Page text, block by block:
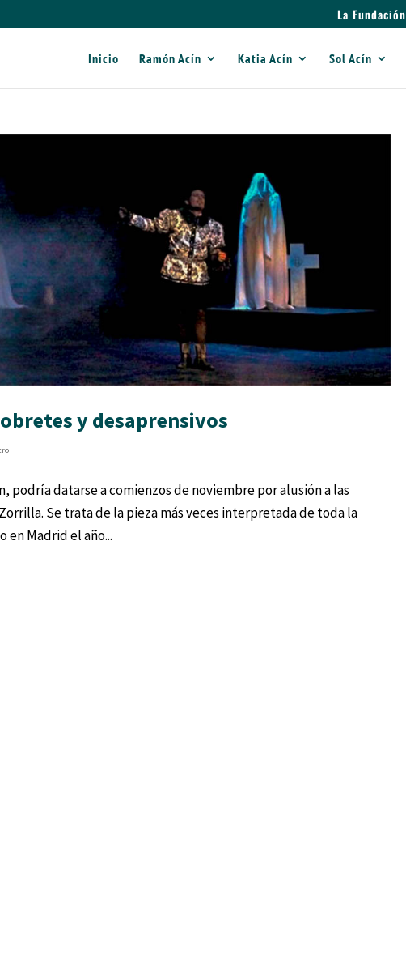
La Fundación
Inicio Ramón Acín Katia Acín Sol Acín
y desaprensivos
podría datarse a comienzos de noviembre por alusión a las
Se trata de la pieza más veces interpretada de toda la
Madrid el año...